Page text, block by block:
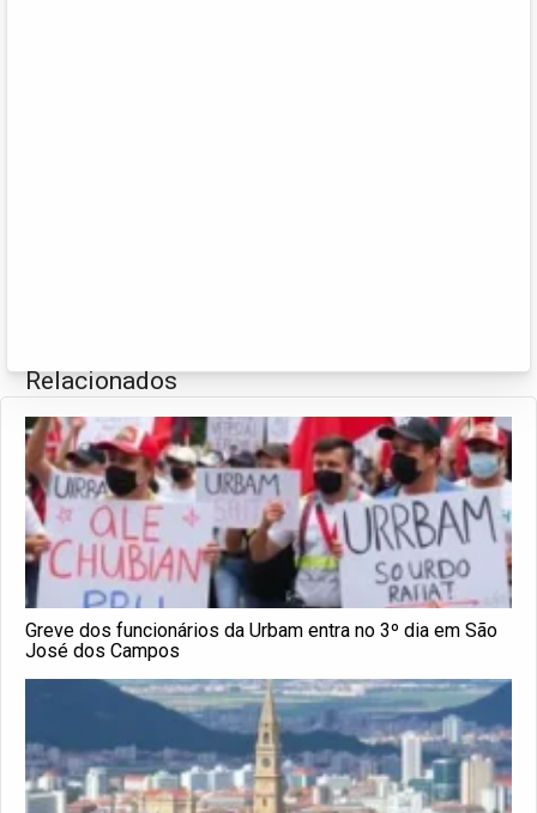
Relacionados
Greve dos funcionários da Urbam entra no 3º dia em São
José dos Campos